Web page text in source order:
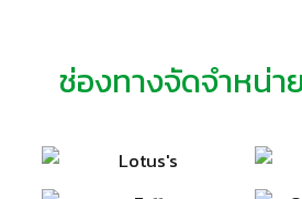
ช่องทางจัดจำหน่